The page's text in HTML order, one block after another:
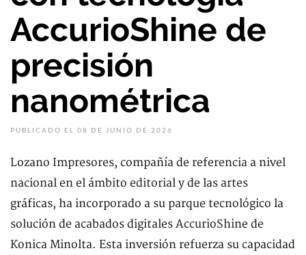
AccurioShine de
precisión
nanométrica
PUBLICADO EL 08 DE JUNIO DE 2026
Lozano Impresores, compañía de referencia a nivel
nacional en el ámbito editorial y de las artes
gráficas, ha incorporado a su parque tecnológico la
solución de acabados digitales AccurioShine de
Konica Minolta. Esta inversión refuerza su capacidad